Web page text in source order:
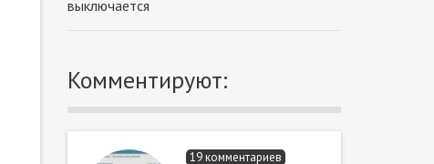
выключается
Комментируют:
19 комментариев